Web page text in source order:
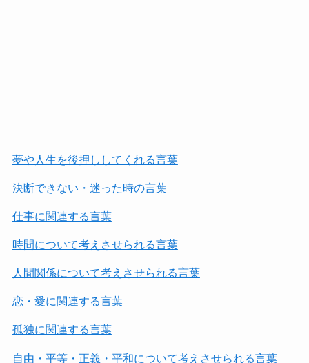
夢や人生を後押ししてくれる言葉
決断できない・迷った時の言葉
仕事に関連する言葉
時間について考えさせられる言葉
人間関係について考えさせられる言葉
恋・愛に関連する言葉
孤独に関連する言葉
自由・平等・正義・平和について考えさせられる言葉